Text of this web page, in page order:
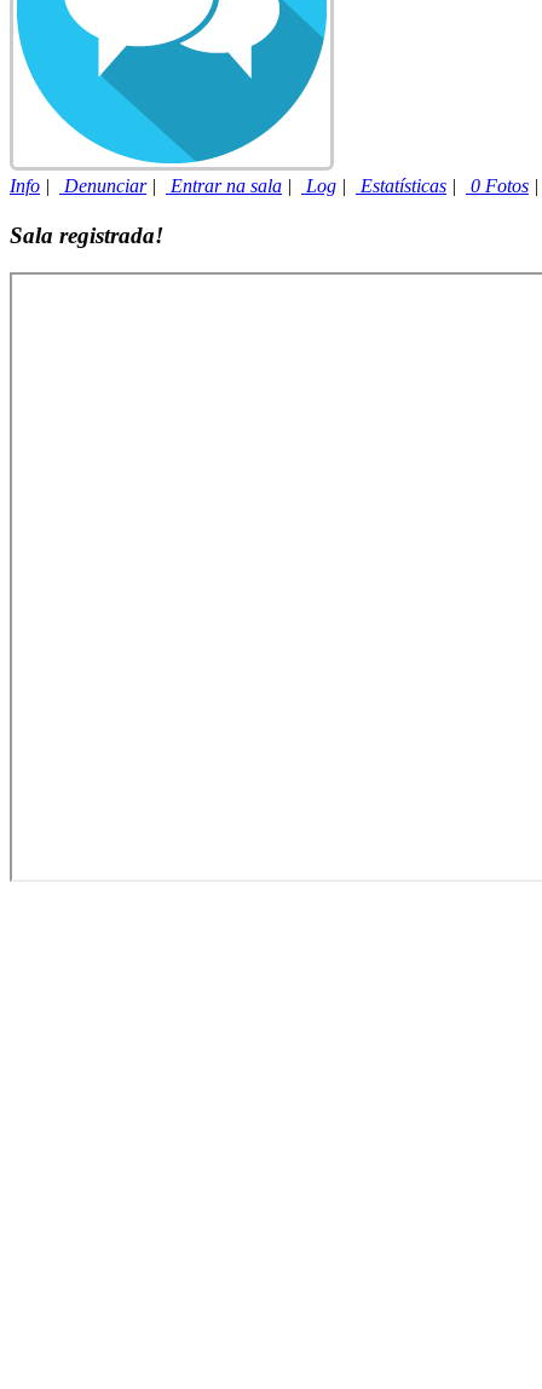
Info | Denunciar| Entrar na sala | Log | Estatísticas | 0 Fotos
Sala registrada!